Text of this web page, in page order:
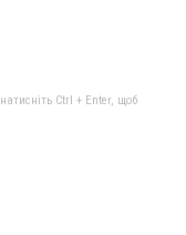
Ctrl + Enter, щоб